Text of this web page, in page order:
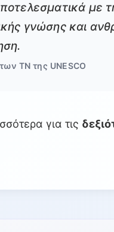
με
γνώσης και
ΤΝ της UNESCO
για τις